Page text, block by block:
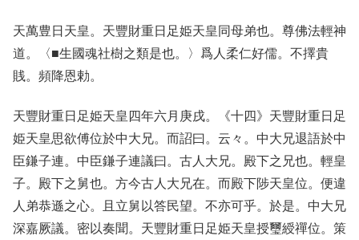
天萬豊日天皇。天豐財重日足姫天皇同母弟也。尊佛法輕神
道。〈■生國魂社樹之類是也。〉爲人柔仁好儒。不擇貴
賎。頻降恩勅。
天豐財重日足姫天皇四年六月庚戌。《十四》天豐財重日足
姫天皇思欲傅位於中大兄。而詔曰。云々。中大兄退語於中
臣鎌子連。中臣鎌子連議曰。古人大兄。殿下之兄也。輕皇
子。殿下之舅也。方今古人大兄在。而殿下陟天皇位。便違
人弟恭遜之心。且立舅以答民望。不亦可乎。於是。中大兄
深嘉厥議。密以奏聞。天豐財重日足姫天皇授璽綬禪位。策